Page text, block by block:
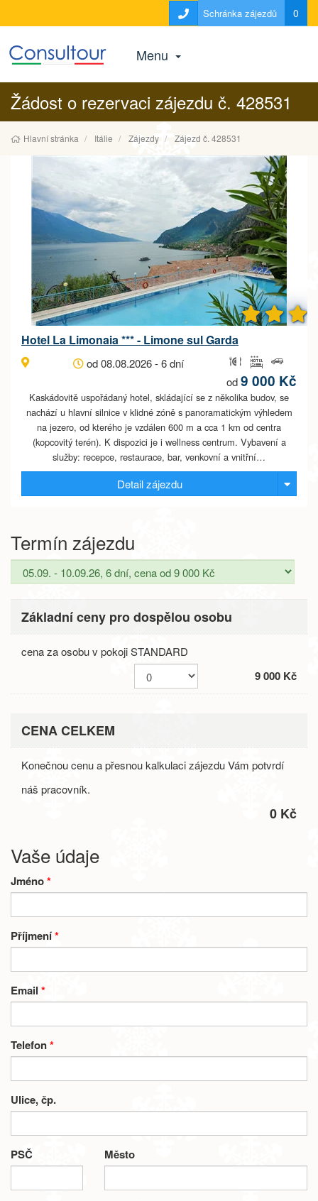
Schránka zájezdů 0
Menu
Žádost o rezervaci zájezdu č. 428531
Hlavní stránka Itálie Zájezdy Zájezd č. 428531
Hotel La Limonaia *** - Limone sul Garda
od 08.08.2026 - 6 dní
od9 000 Kč
Kaskádovitě uspořádaný hotel, skládající se z několika budov, se
nachází u hlavní silnice v klidné zóně s panoramatickým výhledem
na jezero, od kterého je vzdálen 600 m a cca 1 km od centra
(kopcovitý terén). K dispozici je i wellness centrum. Vybavení a
služby: recepce, restaurace, bar, venkovní a vnitřní…
Detail zájezdu
Termín zájezdu
Základní ceny pro dospělou osobu
cena za osobu v pokoji STANDARD
9 000 Kč
CENA CELKEM
Konečnou cenu a přesnou kalkulaci zájezdu Vám potvrdí
náš pracovník.
0 Kč
Vaše údaje
Jméno*
Příjmení*
Email*
Telefon*
Ulice, čp.
PSČ Město